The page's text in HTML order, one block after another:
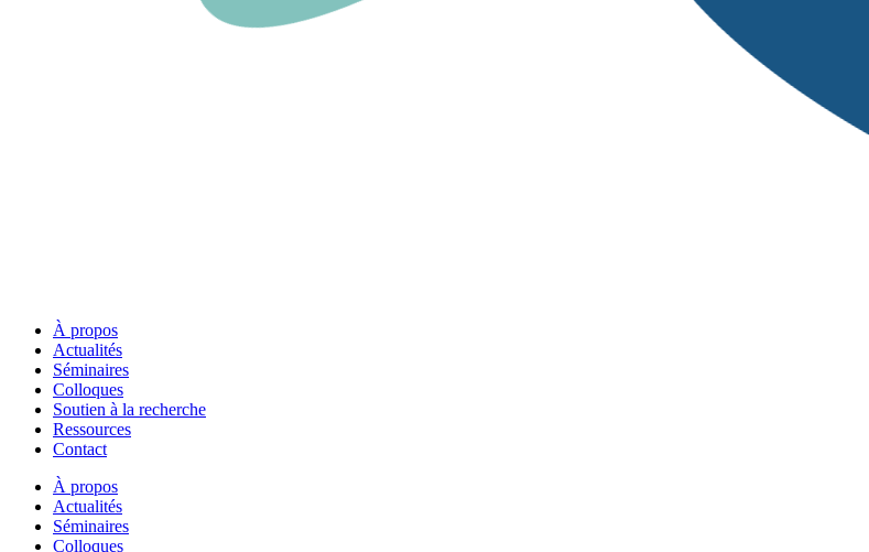
À propos
Actualités
Séminaires
Colloques
Soutien à la recherche
Ressources
Contact
À propos
Actualités
Séminaires
Colloques